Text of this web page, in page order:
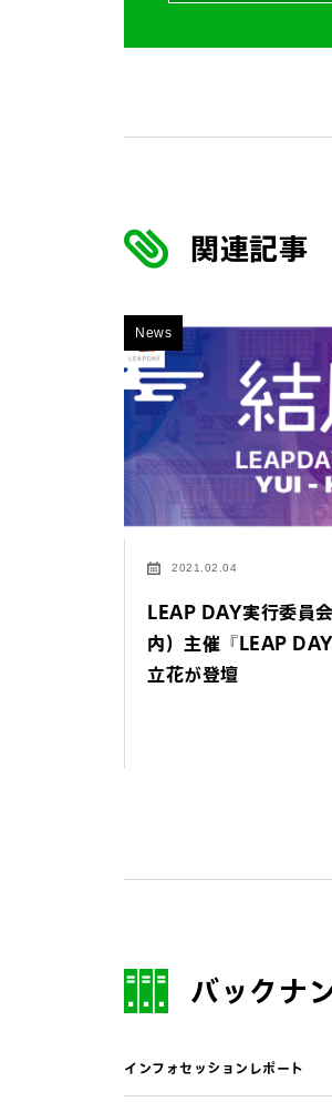
関連記事
News
2021.02.04
LEAP DAY実行委員
内）主催『LEAP
立花が登壇
バックナ
インフォセッションレポート